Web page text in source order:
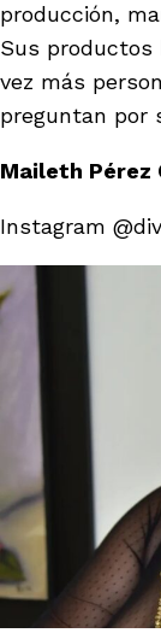
producción,
Sus productos
vez más
preguntan por
Maileth Pérez
Instagram